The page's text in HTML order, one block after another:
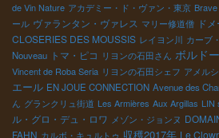
de Vin Nature アカデミー・ド・ヴァン・東京
ール ヴァランタン・ヴァレス マリー修道僧 ド
CLOSERIES DES MOUSSIS レイヨン川 カーブ
Nouveau トマ・ピコ リヨンの石田さん ボルドー
Vincent de Roba Seria リヨンの石田シェフ アメル
エール EN JOUE CONNECTION Avenue des
ん グランクリュ街道 Les Armières Aux Argillas LIN
ル・グロ・デュ・ロワ メゾン・ジョンヌ
FAHN カルボ・キュルトゥ 収穫2017年 Le